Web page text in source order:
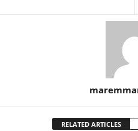
RELATED ARTICLES